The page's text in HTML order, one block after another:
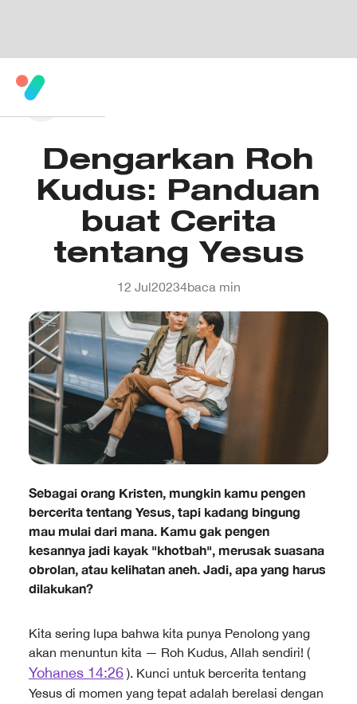
Dengarkan Roh
Kudus: Panduan
buat Cerita
tentang Yesus
12 Jul20234baca min
Sebagai orang Kristen, mungkin kamu pengen
bercerita tentang Yesus, tapi kadang bingung
mau mulai dari mana. Kamu gak pengen
kesannya jadi kayak "khotbah", merusak suasana
obrolan, atau kelihatan aneh. Jadi, apa yang harus
dilakukan?
Kita sering lupa bahwa kita punya Penolong yang
akan menuntun kita — Roh Kudus, Allah sendiri! (
Yohanes 14:26 ). Kunci untuk bercerita tentang
Yesus di momen yang tepat adalah berelasi dengan